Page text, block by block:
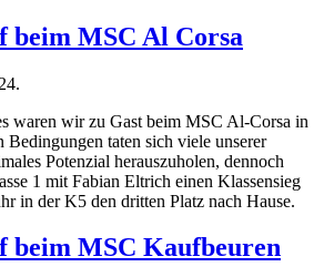
beim MSC Al Corsa
.
waren wir zu Gast beim MSC Al-Corsa in
taten sich viele unserer
Potenzial herauszuholen, dennoch
1 mit Fabian Eltrich einen Klassensieg
in der K5 den dritten Platz nach Hause.
beim MSC Kaufbeuren